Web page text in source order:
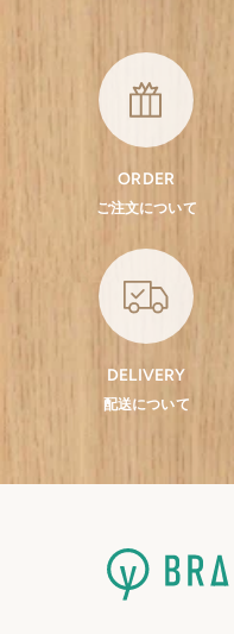
ORDER
ご注文について
DELIVERY
配送について